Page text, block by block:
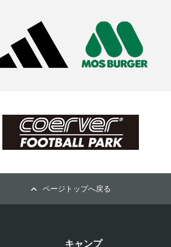
ページトップへ戻る
キャンプ